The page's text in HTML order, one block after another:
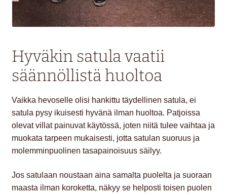
Hyväkin satula vaatii
säännöllistä huoltoa
Vaikka hevoselle olisi hankittu täydellinen satula, ei
satula pysy ikuisesti hyvänä ilman huoltoa. Patjoissa
olevat villat painuvat käytössä, joten niitä tulee vaihtaa ja
muokata tarpeen mukaisesti, jotta satulan suoruus ja
molemminpuolinen tasapainoisuus säilyy.
Jos satulaan noustaan aina samalta puolelta ja suoraan
maasta ilman koroketta, näkyy se helposti toisen puolen